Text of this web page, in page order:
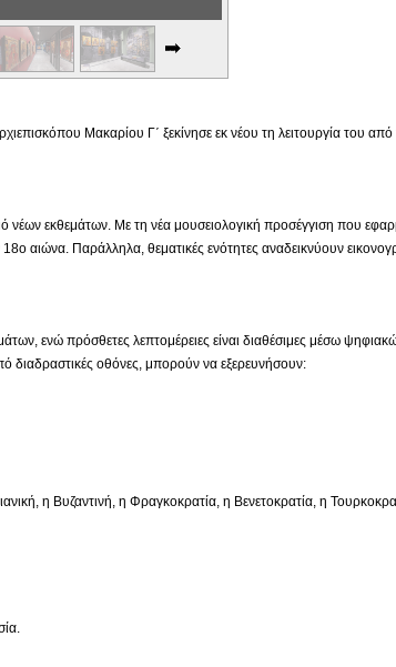
Μακαρίου Γ΄ ξεκίνησε εκ νέου τη λειτουργία του από
νέων εκθεμάτων. Με τη νέα μουσειολογική προσέγγιση που
αιώνα. Παράλληλα, θεματικές ενότητες αναδεικνύουν
ενώ πρόσθετες λεπτομέρειες είναι διαθέσιμες μέσω
διαδραστικές οθόνες, μπορούν να εξερευνήσουν:
Βυζαντινή, η Φραγκοκρατία, η Βενετοκρατία, η